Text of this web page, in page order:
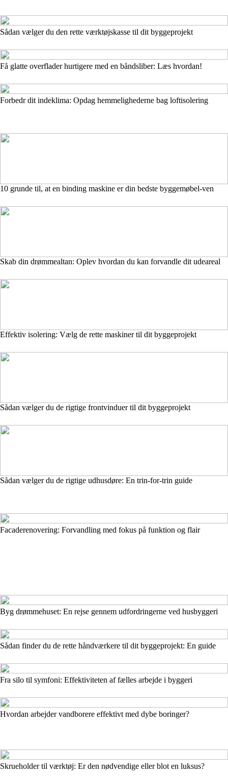
Sådan vælger du den rette værktøjskasse til dit byggeprojekt
Få glatte overflader hurtigere med en båndsliber: Læs hvordan!
Forbedr dit indeklima: Opdag hemmelighederne bag loftisolering
10 grunde til, at en binding maskine er din bedste byggemøbel-ven
Skab din drømmealtan: Oplev hvordan du kan forvandle dit udeareal
Effektiv isolering: Vælg de rette maskiner til dit byggeprojekt
Sådan vælger du de rigtige frontvinduer til dit byggeprojekt
Sådan vælger du de rigtige udhusdøre: En trin-for-trin guide
Facaderenovering: Forvandling med fokus på funktion og flair
Byg drømmehuset: En rejse gennem udfordringerne ved husbyggeri
Sådan finder du de rette håndværkere til dit byggeprojekt: En guide
Fra silo til symfoni: Effektiviteten af fælles arbejde i byggeri
Hvordan arbejder vandborere effektivt med dybe boringer?
Skrueholder til værktøj: Er den nødvendige eller blot en luksus?